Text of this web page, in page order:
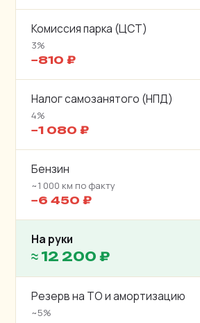
Комиссия парка (ЦСТ)
3%
−810 ₽
Налог самозанятого (НПД)
4%
−1 080 ₽
Бензин
~1 000 км по факту
−6 450 ₽
На руки
≈ 12 200 ₽
Резерв на ТО и амортизацию
~5%